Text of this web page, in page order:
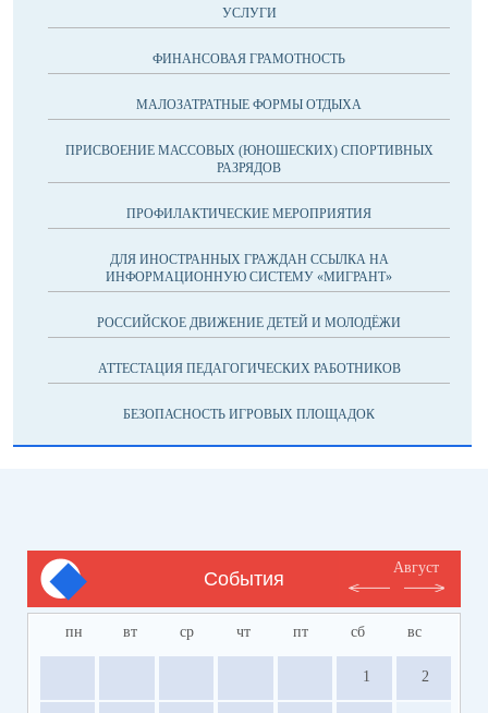
УСЛУГИ
ФИНАНСОВАЯ ГРАМОТНОСТЬ
МАЛОЗАТРАТНЫЕ ФОРМЫ ОТДЫХА
ПРИСВОЕНИЕ МАССОВЫХ (ЮНОШЕСКИХ) СПОРТИВНЫХ
РАЗРЯДОВ
ПРОФИЛАКТИЧЕСКИЕ МЕРОПРИЯТИЯ
ДЛЯ ИНОСТРАННЫХ ГРАЖДАН ССЫЛКА НА
ИНФОРМАЦИОННУЮ СИСТЕМУ «МИГРАНТ»
РОССИЙСКОЕ ДВИЖЕНИЕ ДЕТЕЙ И МОЛОДЁЖИ
АТТЕСТАЦИЯ ПЕДАГОГИЧЕСКИХ РАБОТНИКОВ
БЕЗОПАСНОСТЬ ИГРОВЫХ ПЛОЩАДОК
События
Август
пн вт ср чт пт сб вс
1 2